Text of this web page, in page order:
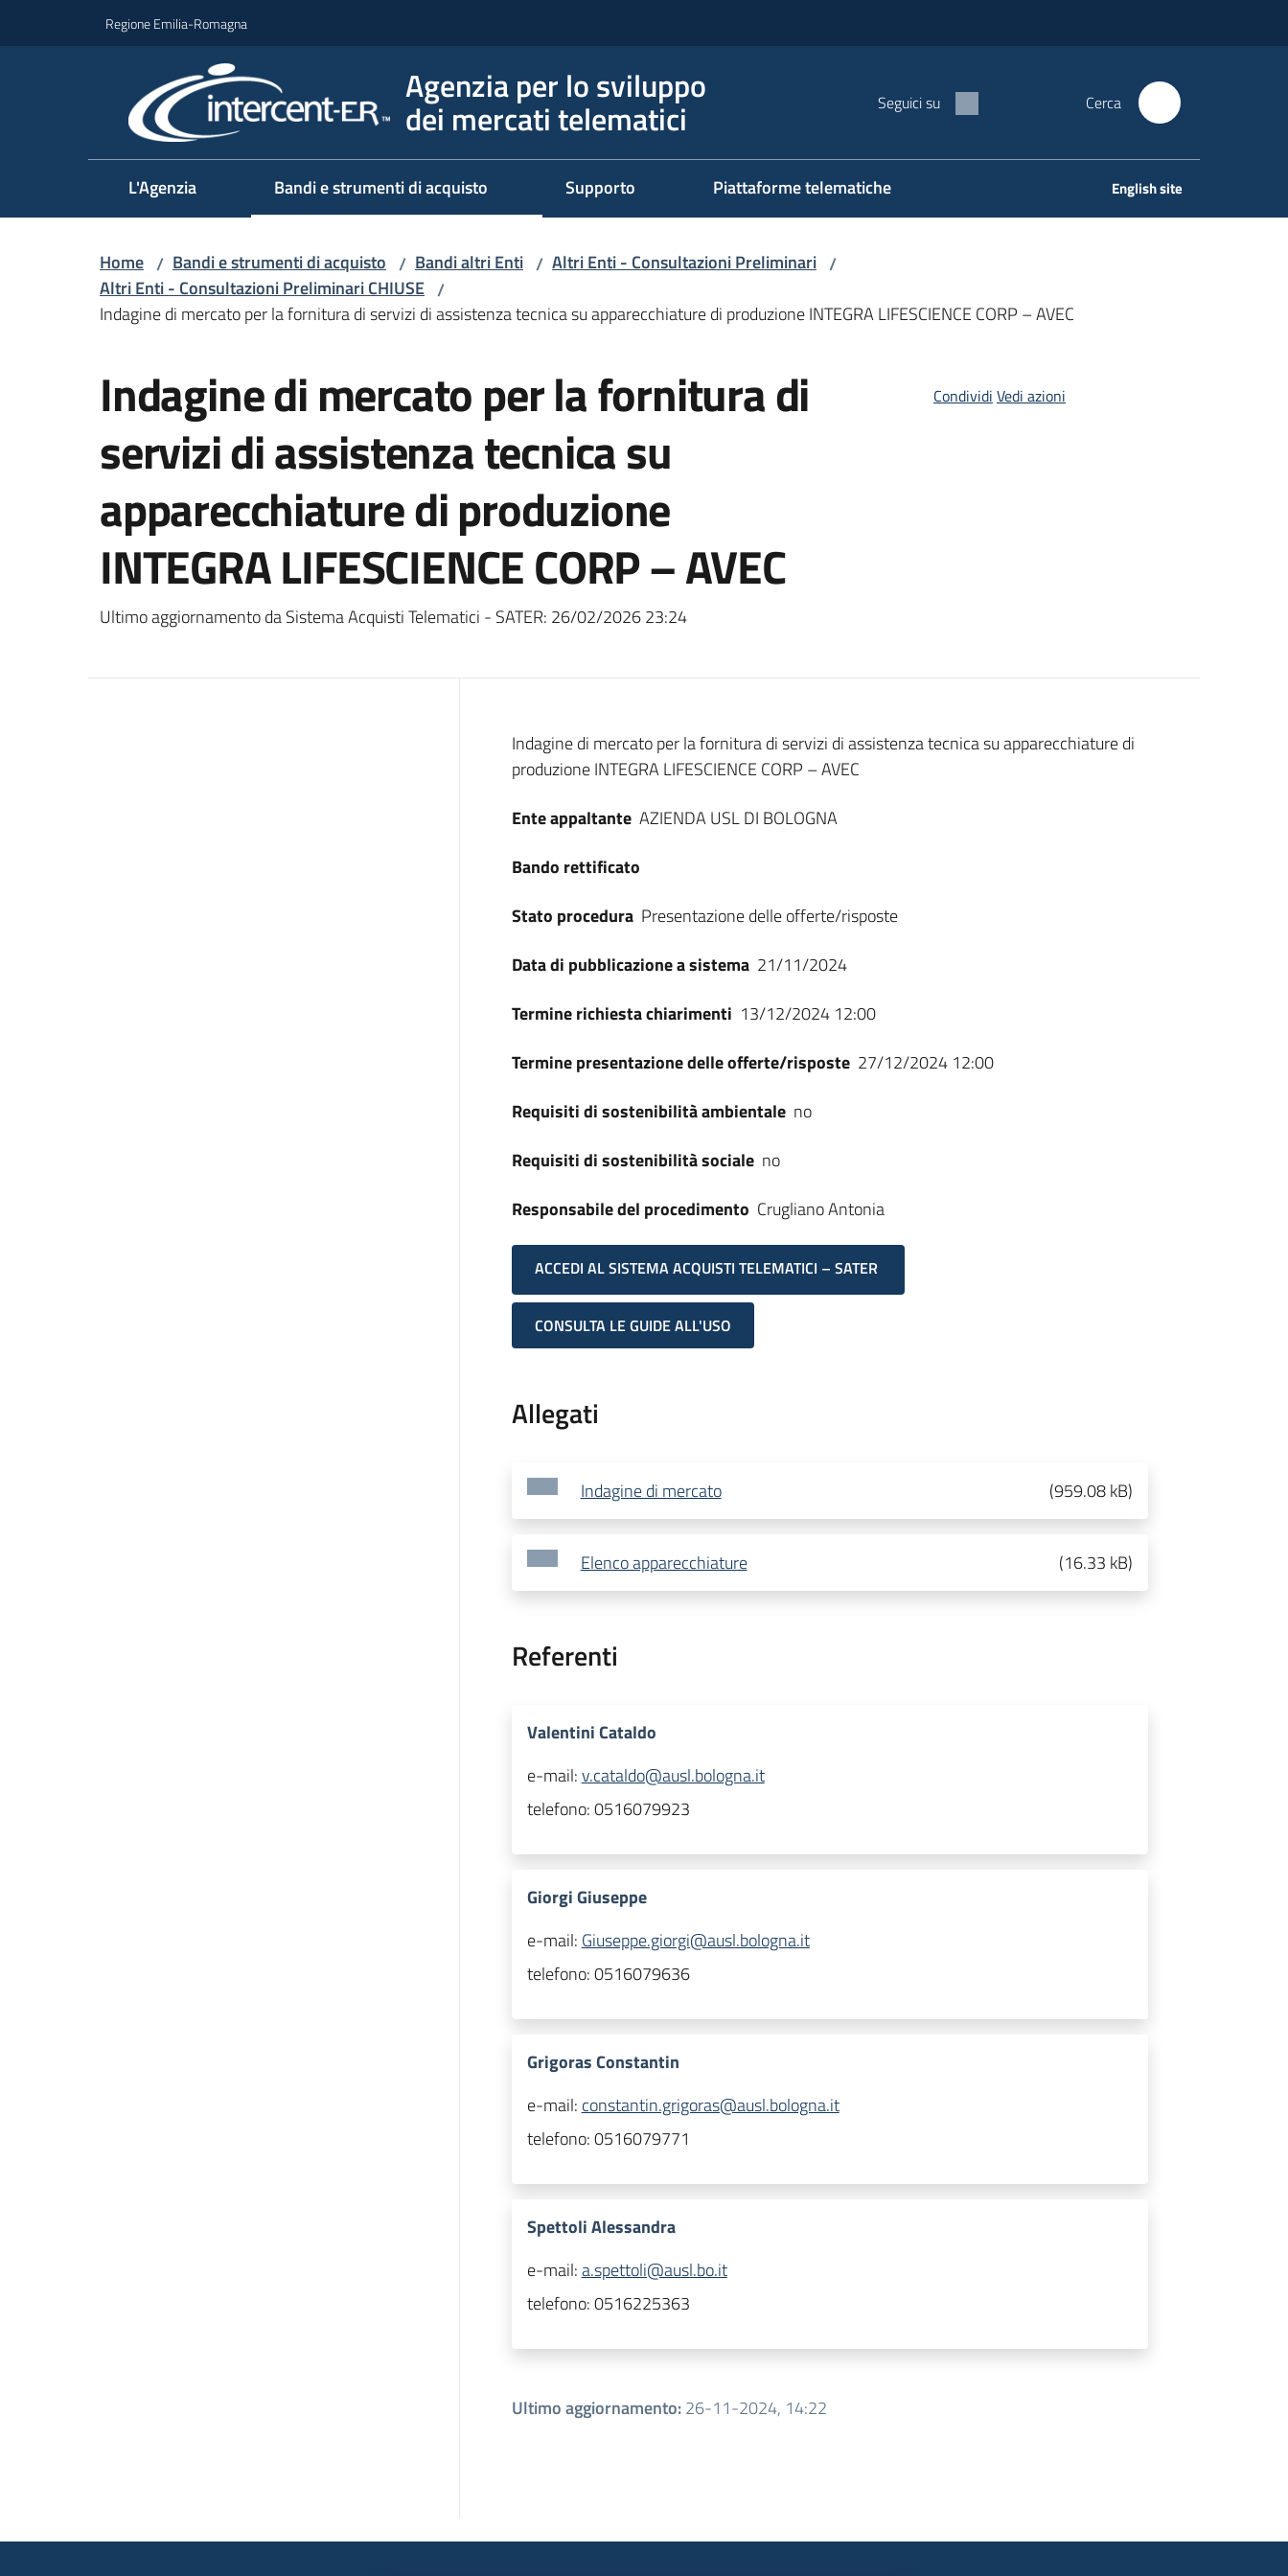
Regione Emilia-Romagna
Agenzia per lo sviluppo
dei mercati telematici Seguici su Cerca
L'Agenzia Bandi e strumenti di acquisto Supporto Piattaforme telematiche English site
Home / Bandi e strumenti di acquisto / Bandi altri Enti / Altri Enti - Consultazioni Preliminari /
Altri Enti - Consultazioni Preliminari CHIUSE /
Indagine di mercato per la fornitura di servizi di assistenza tecnica su apparecchiature di produzione INTEGRA LIFESCIENCE CORP – AVEC
Indagine di mercato per la fornitura di
servizi di assistenza tecnica su
apparecchiature di produzione
INTEGRA LIFESCIENCE CORP – AVEC
Ultimo aggiornamento da Sistema Acquisti Telematici - SATER: 26/02/2026 23:24
Condividi Vedi azioni
Dati del bando
Indagine di mercato per la fornitura di servizi di assistenza tecnica su apparecchiature di
produzione INTEGRA LIFESCIENCE CORP – AVEC
Ente appaltante AZIENDA USL DI BOLOGNA
Bando rettificato
Stato procedura Presentazione delle offerte/risposte
Data di pubblicazione a sistema 21/11/2024
Termine richiesta chiarimenti 13/12/2024 12:00
Termine presentazione delle offerte/risposte 27/12/2024 12:00
Requisiti di sostenibilità ambientale no
Requisiti di sostenibilità sociale no
Responsabile del procedimento Crugliano Antonia
ACCEDI AL SISTEMA ACQUISTI TELEMATICI – SATER
CONSULTA LE GUIDE ALL'USO
Allegati
Indagine di mercato (959.08 kB)
Elenco apparecchiature (16.33 kB)
Referenti
Valentini Cataldo
e-mail:v.cataldo@ausl.bologna.it
telefono:0516079923
Giorgi Giuseppe
e-mail: Giuseppe.giorgi@ausl.bologna.it
telefono:0516079636
Grigoras Constantin
e-mail: constantin.grigoras@ausl.bologna.it
telefono:0516079771
Spettoli Alessandra
e-mail:a.spettoli@ausl.bo.it
telefono:0516225363
Ultimo aggiornamento:26-11-2024, 14:22